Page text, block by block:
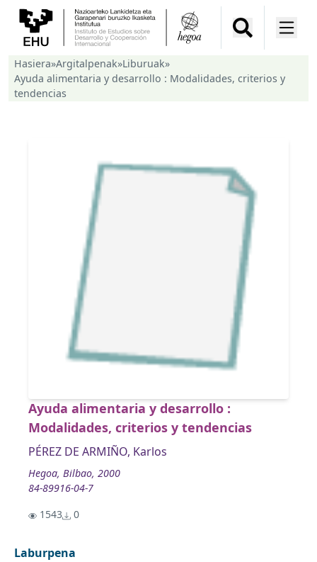
Hasiera»Argitalpenak»Liburuak»
Ayuda alimentaria y desarrollo : Modalidades, criterios y
tendencias
Ayuda alimentaria y desarrollo :
Modalidades, criterios y tendencias
PÉREZ DE ARMIÑO, Karlos
Hegoa, Bilbao, 2000
84-89916-04-7
1543
0
Laburpena